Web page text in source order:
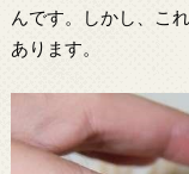
んです。しかし、こ
あります。